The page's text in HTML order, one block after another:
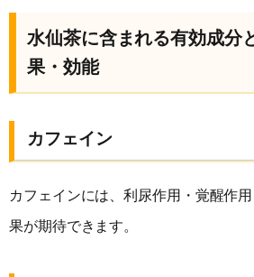
水仙茶に含まれる有効成分
果・効能
カフェイン
カフェインには、利尿作用・覚醒作
果が期待できます。